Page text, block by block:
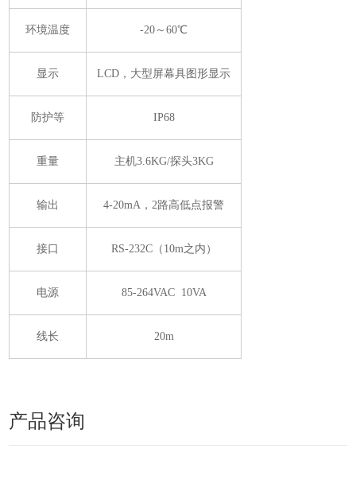
环境温度 -20～60℃
显示 LCD，大型屏幕具图形显示
防护等 IP68
重量 主机3.6KG/探头3KG
输出 4-20mA，2路高低点报警
接口 RS-232C（10m之内）
电源 85-264VAC 10VA
线长 20m
产品咨询